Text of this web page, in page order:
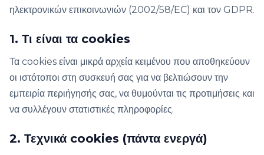
ηλεκτρονικών επικοινωνιών (2002/58/EC) και τον GDPR.
1. Τι είναι τα cookies
Τα cookies είναι μικρά αρχεία κειμένου που αποθηκεύουν
οι ιστότοποι στη συσκευή σας για να βελτιώσουν την
εμπειρία περιήγησής σας, να θυμούνται τις προτιμήσεις και
να συλλέγουν στατιστικές πληροφορίες.
2. Τεχνικά cookies (πάντα ενεργά)